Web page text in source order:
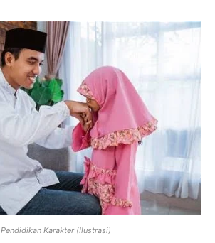
Pendidikan Karakter (Ilustrasi)